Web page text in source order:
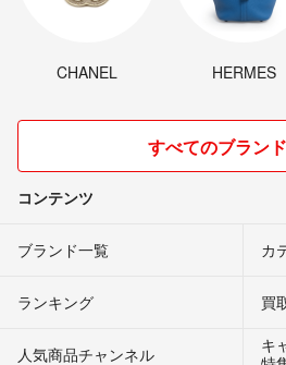
CHANEL HERMES
すべてのブラン
コンテンツ
ブランド一覧 カ
ランキング 買
人気商品チャンネル
キ